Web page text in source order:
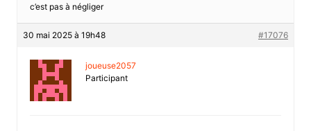
c’est pas à négliger
30 mai 2025 à 19h48 #17076
joueuse2057
Participant